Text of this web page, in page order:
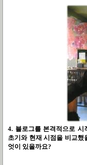
4. 블로그를 본격적으로 시
초기와 현재 시점을 비교
엇이 있을까요?